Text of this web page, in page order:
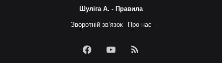
Шуліга А. - Правила
Зворотній зв’язок Про нас
FacebookYouTubeRSS